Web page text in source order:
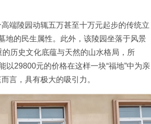
端陵园动辄五万甚至十万元起步的传统立
地的民生属性。此外，该陵园坐落于风景
历史文化底蕴与天然的山水格局，所
以29800元的价格在这样一块“福地”中为亲
言，具有极大的吸引力。